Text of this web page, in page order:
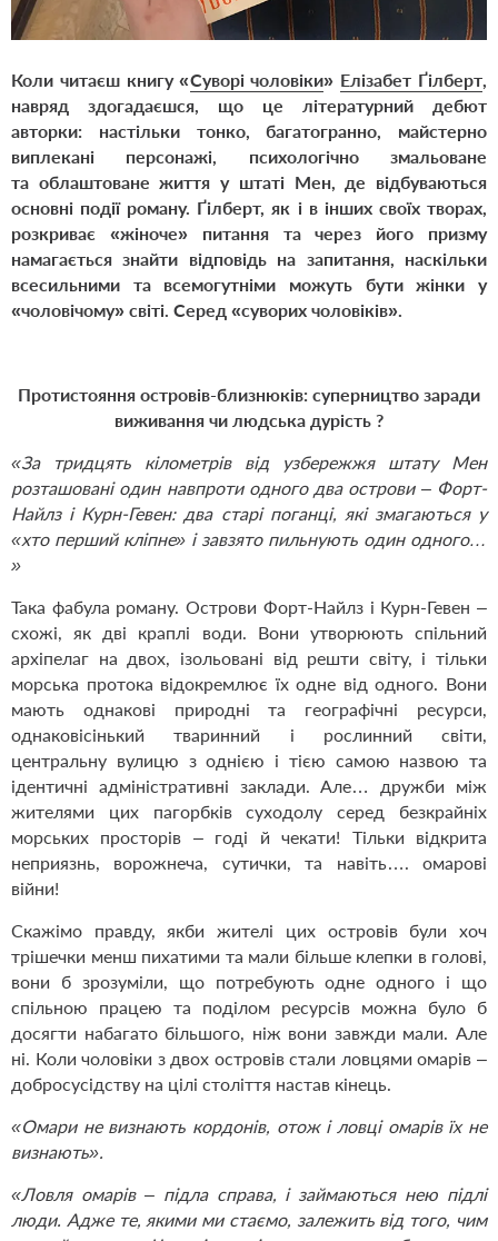
Коли читаєш книгу «Суворі чоловіки» Елізабет Ґілберт,
навряд здогадаєшся, що це літературний дебют
авторки: настільки тонко, багатогранно, майстерно
виплекані персонажі, психологічно змальоване
та облаштоване життя у штаті Мен, де відбуваються
основні події роману. Ґілберт, як і в інших своїх творах,
розкриває «жіноче» питання та через його призму
намагається знайти відповідь на запитання, наскільки
всесильними та всемогутніми можуть бути жінки у
«чоловічому» світі. Серед «суворих чоловіків».
Протистояння островів-близнюків: суперництво заради
виживання чи людська дурість ?
«За тридцять кілометрів від узбережжя штату Мен
розташовані один навпроти одного два острови – Форт-
Найлз і Курн-Гевен: два старі поганці, які змагаються у
«хто перший кліпне» і завзято пильнують один одного…
»
Така фабула роману. Острови Форт-Найлз і Курн-Гевен –
схожі, як дві краплі води. Вони утворюють спільний
архіпелаг на двох, ізольовані від решти світу, і тільки
морська протока відокремлює їх одне від одного. Вони
мають однакові природні та географічні ресурси,
однаковісінький тваринний і рослинний світи,
центральну вулицю з однією і тією самою назвою та
ідентичні адміністративні заклади. Але… дружби між
жителями цих пагорбків суходолу серед безкрайніх
морських просторів – годі й чекати! Тільки відкрита
неприязнь, ворожнеча, сутички, та навіть…. омарові
війни!
Скажімо правду, якби жителі цих островів були хоч
трішечки менш пихатими та мали більше клепки в голові,
вони б зрозуміли, що потребують одне одного і що
спільною працею та поділом ресурсів можна було б
досягти набагато більшого, ніж вони завжди мали. Але
ні. Коли чоловіки з двох островів стали ловцями омарів –
добросусідству на цілі століття настав кінець.
«Омари не визнають кордонів, отож і ловці омарів їх не
визнають».
«Ловля омарів – підла справа, і займаються нею підлі
люди. Адже те, якими ми стаємо, залежить від того, чим